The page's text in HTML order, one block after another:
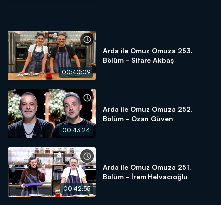
00:40:09
Arda ile Omuz Omuza 253.
Bölüm - Sitare Akbaş
00:43:24
Arda ile Omuz Omuza 252.
Bölüm - Ozan Güven
00:42:55
Arda ile Omuz Omuza 251.
Bölüm - İrem Helvacıoğlu